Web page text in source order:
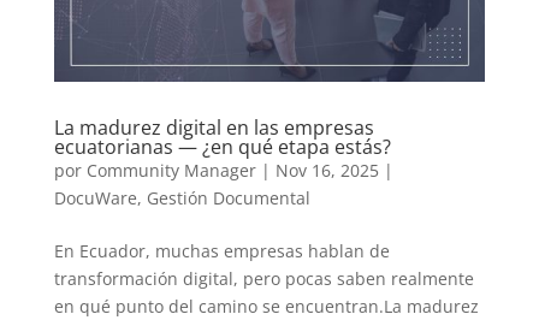
La madurez digital en las empresas
ecuatorianas — ¿en qué etapa estás?
por Community Manager| Nov 16, 2025|
DocuWare, Gestión Documental
En Ecuador, muchas empresas hablan de
transformación digital, pero pocas saben realmente
en qué punto del camino se encuentran.La madurez